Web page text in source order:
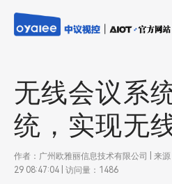
无线会议系
统，实现无
作者：广州欧雅丽信息技术有限公司 | 来
29 08:47:04 | 访问量：1486